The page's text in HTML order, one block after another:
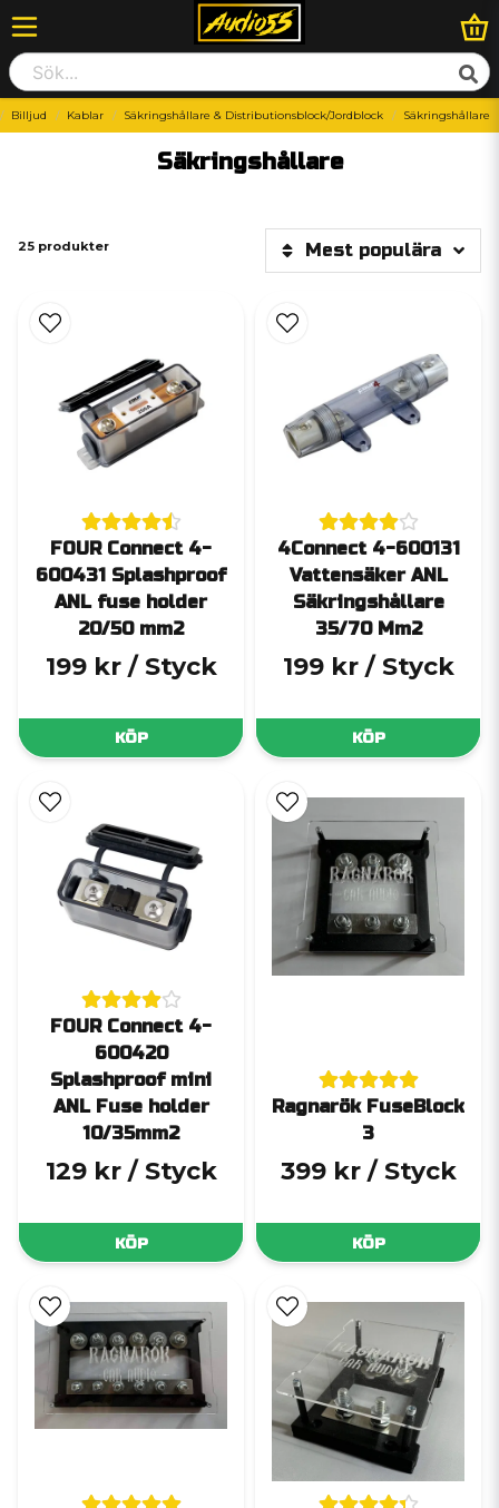
Billjud Kablar Säkringshållare & Distributionsblock/Jordblock Säkringshållare
Säkringshållare
25 produkter Mest populära
FOUR Connect 4-
600431 Splashproof
ANL fuse holder
20/50 mm2
199 kr / Styck
KÖP
4Connect 4-600131
Vattensäker ANL
Säkringshållare
35/70 Mm2
199 kr / Styck
KÖP
FOUR Connect 4-
600420
Splashproof mini
ANL Fuse holder
10/35mm2
129 kr / Styck
KÖP
Ragnarök FuseBlock
3
399 kr / Styck
KÖP